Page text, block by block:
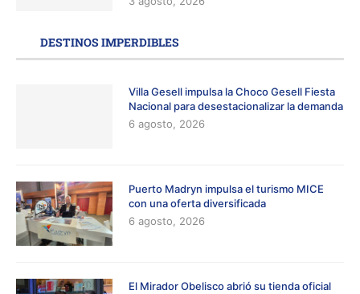
DESTINOS IMPERDIBLES
Villa Gesell impulsa la Choco Gesell Fiesta
Nacional para desestacionalizar la demanda
6 agosto, 2026
Puerto Madryn impulsa el turismo MICE
con una oferta diversificada
6 agosto, 2026
El Mirador Obelisco abrió su tienda oficial